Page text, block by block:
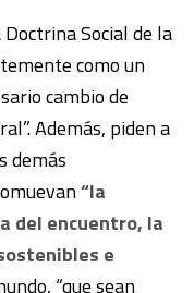
Social de la
como un
cambio de
Además, piden a
demás
“la
del encuentro, la
e
“que sean